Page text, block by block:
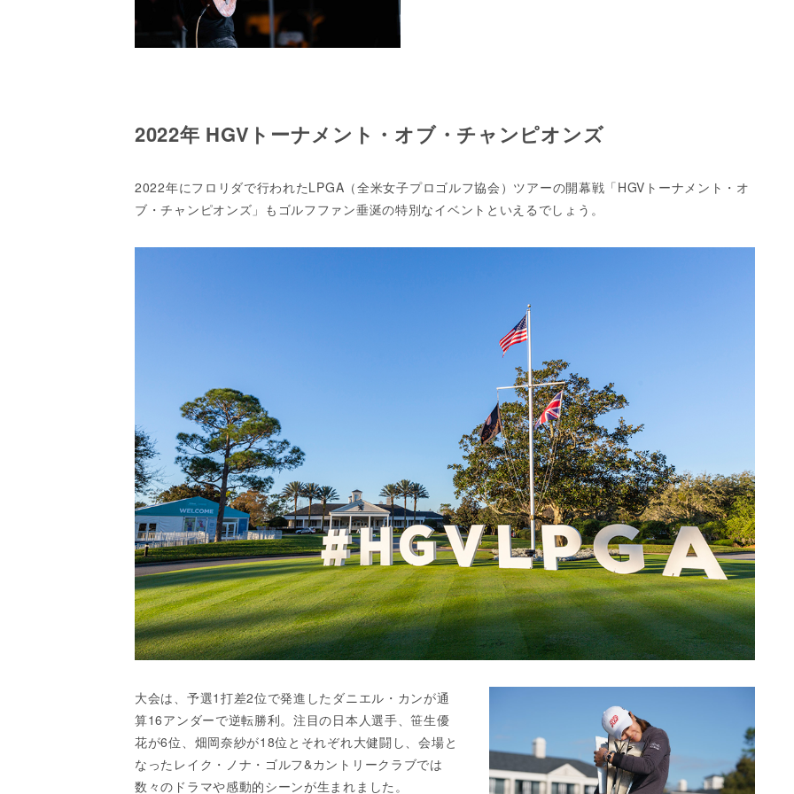
2022年 HGVトーナメント・オブ・チャンピオンズ
2022年にフロリダで行われたLPGA（全米女子プロゴルフ協会）ツアーの開幕戦「HGVトーナメント・オ
ブ・チャンピオンズ」もゴルフファン垂涎の特別なイベントといえるでしょう。
大会は、予選1打差2位で発進したダニエル・カンが通
算16アンダーで逆転勝利。注目の日本人選手、笹生優
花が6位、畑岡奈紗が18位とそれぞれ大健闘し、会場と
なったレイク・ノナ・ゴルフ&カントリークラブでは
数々のドラマや感動的シーンが生まれました。